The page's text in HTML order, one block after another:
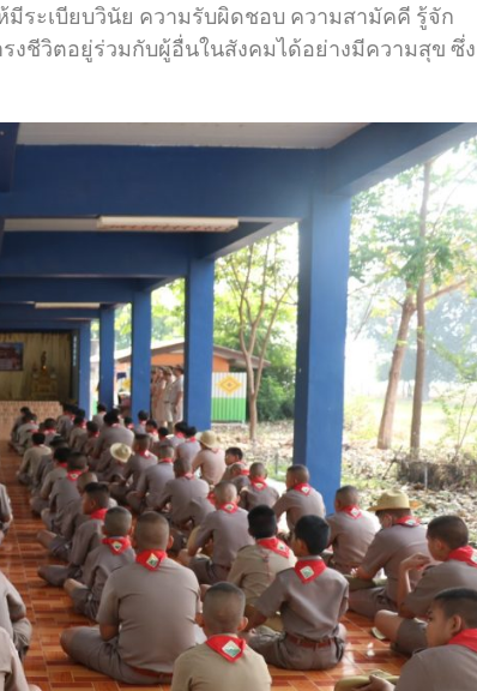
ระเบียบวินัย ความรับผิดชอบ ความสามัคคี รู้จัก
งชีวิตอยู่ร่วมกับผู้อื่นในสังคมได้อย่างมีความสุข ซึ่ง